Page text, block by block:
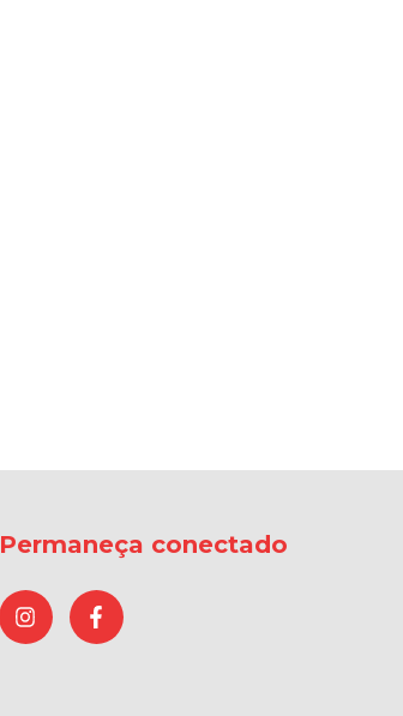
Permaneça conectado